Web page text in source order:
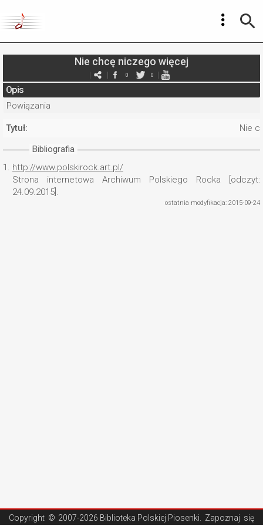
Nie chcę niczego więcej
0 0
Opis
Powiązania
Tytuł:
Nie
Bibliografia
1. http://www.polskirock.art.pl/
Strona internetowa Archiwum Polskiego Rocka [odczyt:
24.09.2015].
ostatnia modyfikacja: 2015-09-24
Copyright © 2007-2026 Biblioteka Polskiej Piosenki . Zapoznaj się